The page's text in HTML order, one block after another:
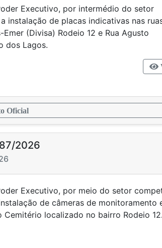
Executivo, por intermédio do setor
instalação de placas indicativas nas
Emer (Divisa) Rodeio 12 e Rua Agusto
dos Lagos.
Oficial
2026
Executivo, por meio do setor
de câmeras de monitoramento
Cemitério localizado no bairro Rodeio 12.